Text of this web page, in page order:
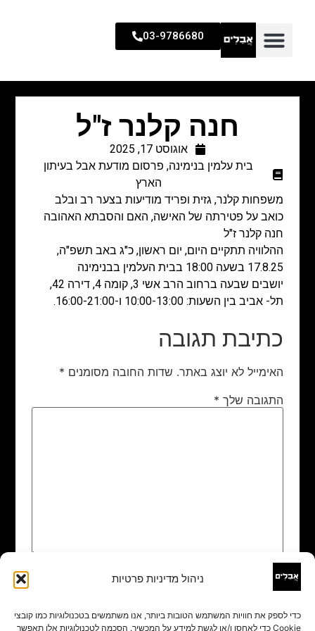
ניהול מדיניות פרטיות
כדי לספק את חוויות המשתמש הטובות ביותר, אנו משתמשים בטכנולוגיות כמו קובצי
Cookie כדי לאחסן ו/או לגשת למידע על המכשיר. הסכמה לטכנולוגיות אלו תאפשר
03-9786680
חנה קלנר ז"ל
אוגוסט 17, 2025
בית עלמין בנימינה, פרסום מודעת אבל בעיתון
הארץ
משפחות קלנר, גזית ופריד מודיעות בצער רב ובלב
כואב על פטירתה של האישה, האם והסבתא האהובה
חנה קלנר ז"ל
ההלוויה תתקיים היום, יום ראשון, כ"ג באב תשפ"ה,
17.8.25 בשעה 18:00 בבית העלמין בבנימינה
יושבים שבעה ברחוב הרב אשי 3, קומה 4, דירה 42,
תל- אביב בין השעות: 10:00-13:00 ו-16:00-21:00.
כתיבת תגובה
האימייל לא יוצג באתר. שדות החובה מסומנים *
התגובה שלך *
שם